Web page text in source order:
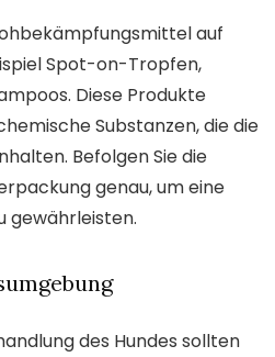
auf
Spot-on-Tropfen,
Diese Produkte
Substanzen, die die
Befolgen Sie die
genau, um eine
gewährleisten.
des Hundes sollten